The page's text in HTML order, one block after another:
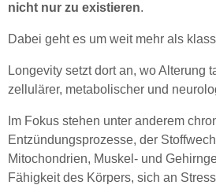
nicht nur zu existieren.
Dabei geht es um weit mehr als
Longevity setzt dort an, wo Alterung
zellulärer, metabolischer und
Im Fokus stehen unter anderem
Entzündungsprozesse, der
Mitochondrien, Muskel- und
Fähigkeit des Körpers, sich an